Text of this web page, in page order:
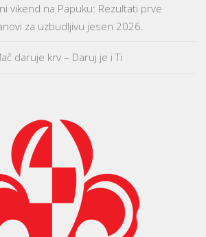
vikend na Papuku: Rezultati prve
za uzbudljivu jesen 2026.
daruje krv – Daruj je i Ti